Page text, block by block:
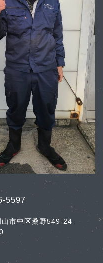
5597
市中区桑野549-24